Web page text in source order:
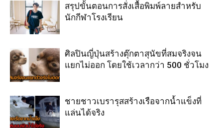
สรุปขั้นตอนการสั่งเสื้อพิมพ์ลายสำหรับ
นักกีฬาโรงเรียน
ศิลปินญี่ปุ่นสร้างตุ๊กตาสุนัขที่สมจริงจน
แยกไม่ออก โดยใช้เวลากว่า 500 ชั่วโมง
ชายชาวเบรารุสสร้างเรือจากน้ำแข็งที่
แล่นได้จริง